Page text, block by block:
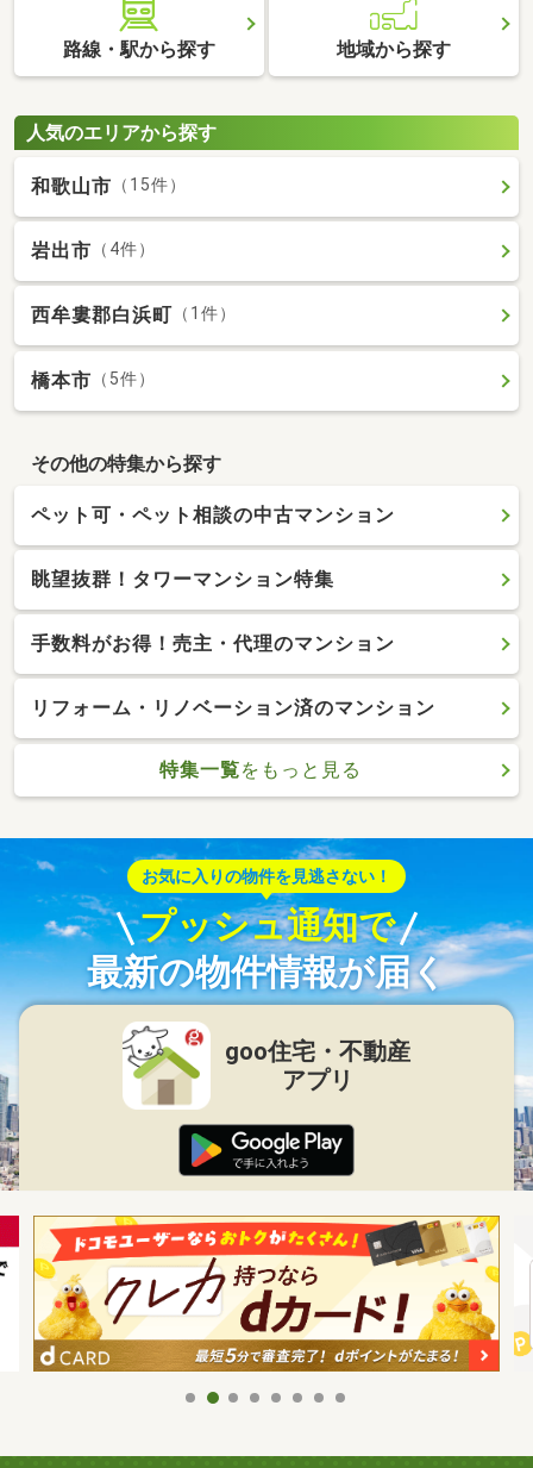
路線・駅から探す 地域から探す
人気のエリアから探す
和歌山市 （15件）
岩出市 （4件）
西牟婁郡白浜町 （1件）
橋本市 （5件）
その他の特集から探す
ペット可・ペット相談の中古マンション
眺望抜群！タワーマンション特集
手数料がお得！売主・代理のマンション
リフォーム・リノベーション済のマンション
特集一覧をもっと見る
お気に入りの物件を見逃さない！
プッシュ通知で
最新の物件情報が届く
goo住宅・不動産
アプリ